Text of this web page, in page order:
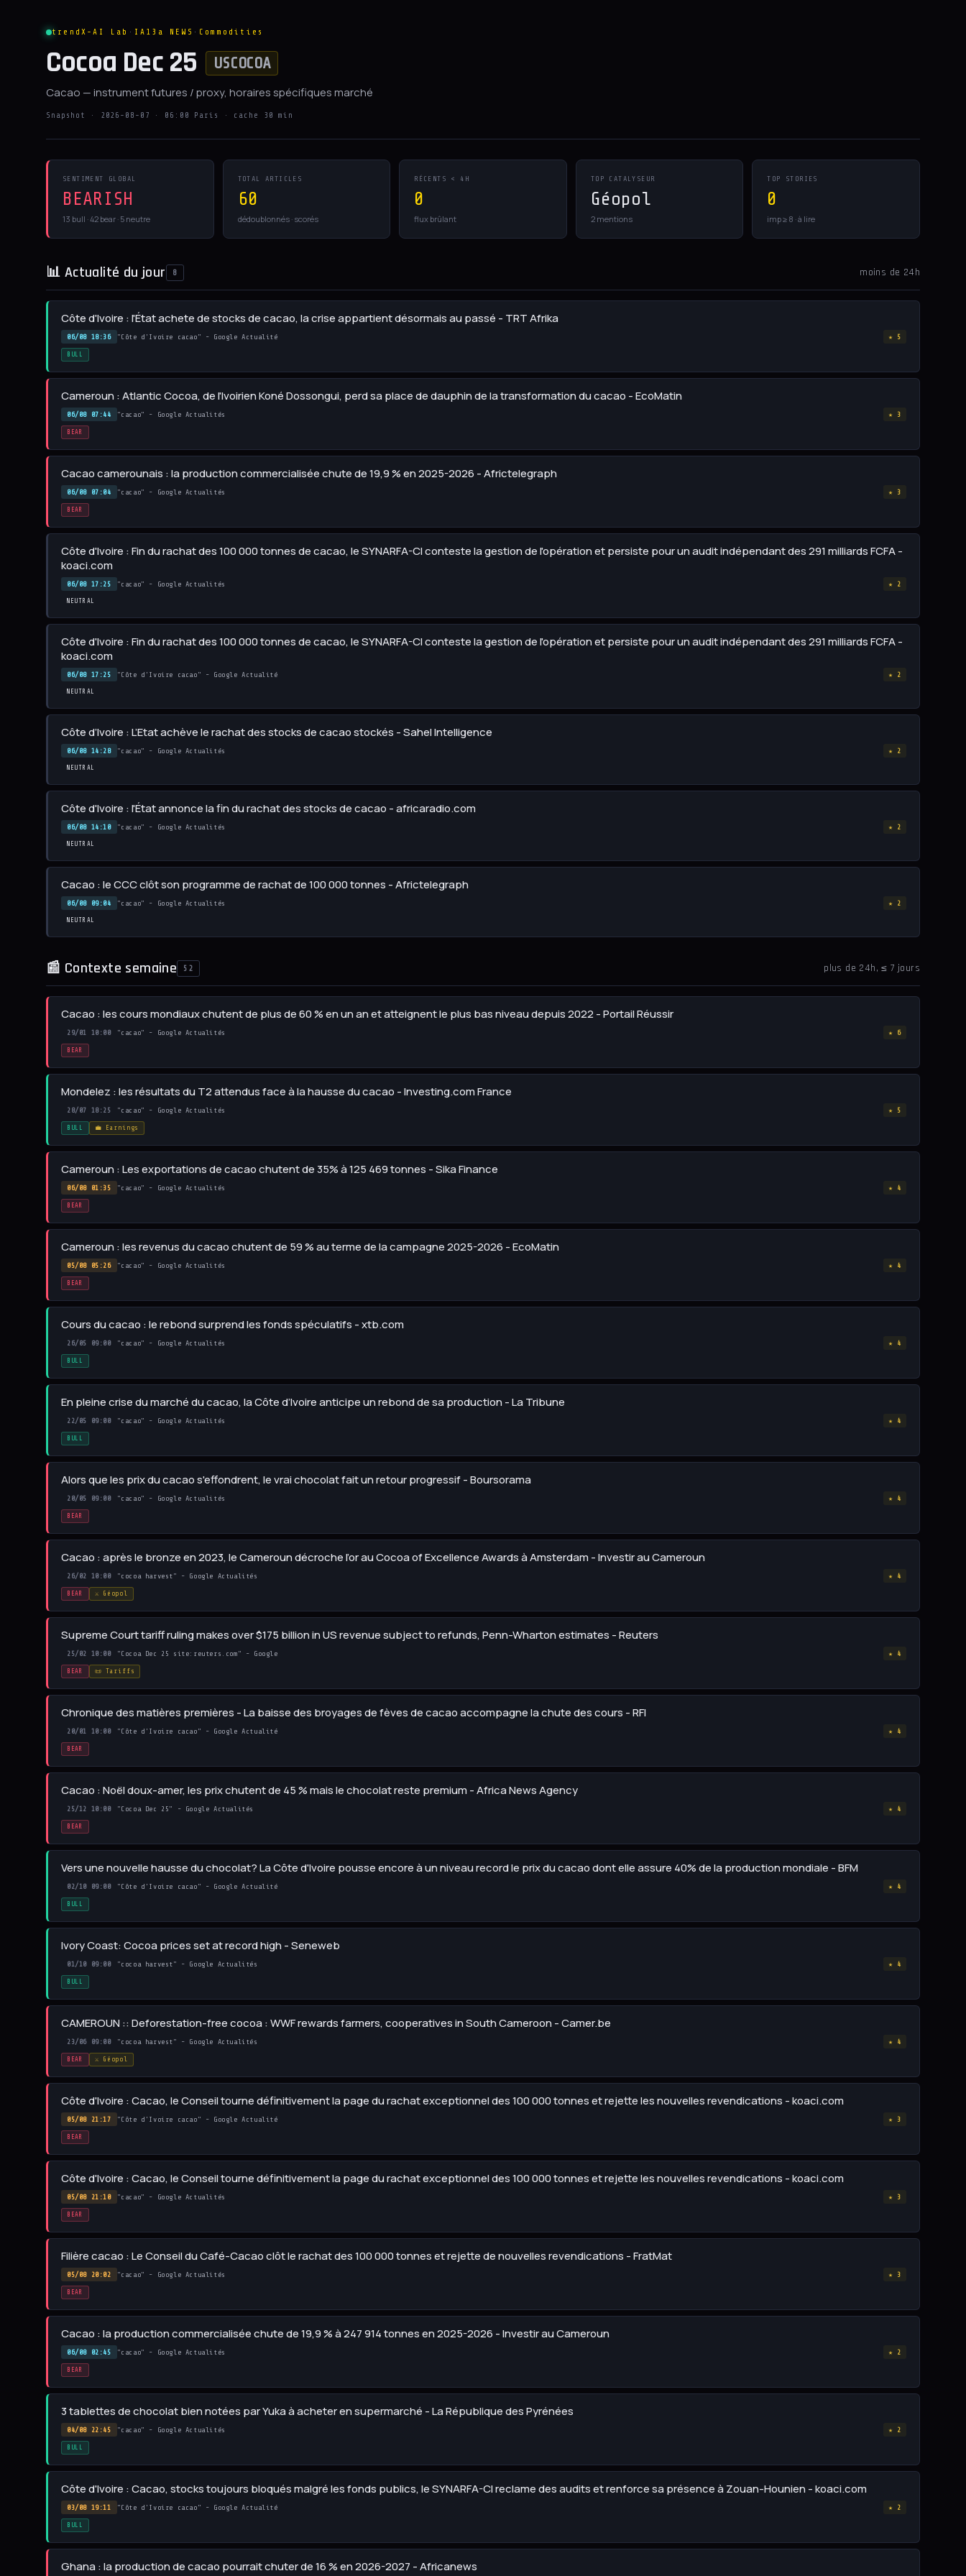
trendX-AI Lab · IA13a NEWS · Commodities
Cocoa Dec 25 USCOCOA
Cacao — instrument futures / proxy, horaires spécifiques marché
Snapshot · 2026-08-07 · 06:00 Paris · cache 30 min
SENTIMENT GLOBAL
BEARISH
13 bull · 42 bear · 5 neutre
TOTAL ARTICLES
60
dédoublonnés · scorés
RÉCENTS < 4H
0
flux brûlant
TOP CATALYSEUR
Géopol
2 mentions
TOP STORIES
0
imp ≥ 8 · à lire
📊 Actualité du jour 8 moins de 24h
Côte d'Ivoire : l'État achete de stocks de cacao, la crise appartient désormais au passé - TRT Afrika
06/08 18:36 "Côte d'Ivoire cacao" - Google Actualité ★ 5
BULL
Cameroun : Atlantic Cocoa, de l'Ivoirien Koné Dossongui, perd sa place de dauphin de la transformation du cacao - EcoMatin
06/08 07:44 "cacao" - Google Actualités ★ 3
BEAR
Cacao camerounais : la production commercialisée chute de 19,9 % en 2025-2026 - Africtelegraph
06/08 07:04 "cacao" - Google Actualités ★ 3
BEAR
Côte d'Ivoire : Fin du rachat des 100 000 tonnes de cacao, le SYNARFA-CI conteste la gestion de l'opération et persiste pour un audit indépendant des 291 milliards FCFA -
koaci.com
06/08 17:25 "cacao" - Google Actualités ★ 2
NEUTRAL
Côte d'Ivoire : Fin du rachat des 100 000 tonnes de cacao, le SYNARFA-CI conteste la gestion de l'opération et persiste pour un audit indépendant des 291 milliards FCFA -
koaci.com
06/08 17:25 "Côte d'Ivoire cacao" - Google Actualité ★ 2
NEUTRAL
Côte d’Ivoire : L’Etat achève le rachat des stocks de cacao stockés - Sahel Intelligence
06/08 14:28 "cacao" - Google Actualités ★ 2
NEUTRAL
Côte d'Ivoire : l'État annonce la fin du rachat des stocks de cacao - africaradio.com
06/08 14:10 "cacao" - Google Actualités ★ 2
NEUTRAL
Cacao : le CCC clôt son programme de rachat de 100 000 tonnes - Africtelegraph
06/08 09:04 "cacao" - Google Actualités ★ 2
NEUTRAL
📰 Contexte semaine 52 plus de 24h, ≤ 7 jours
Cacao : les cours mondiaux chutent de plus de 60 % en un an et atteignent le plus bas niveau depuis 2022 - Portail Réussir
29/01 10:00 "cacao" - Google Actualités ★ 6
BEAR
Mondelez : les résultats du T2 attendus face à la hausse du cacao - Investing.com France
28/07 18:25 "cacao" - Google Actualités ★ 5
BULL 💼 Earnings
Cameroun : Les exportations de cacao chutent de 35% à 125 469 tonnes - Sika Finance
06/08 01:35 "cacao" - Google Actualités ★ 4
BEAR
Cameroun : les revenus du cacao chutent de 59 % au terme de la campagne 2025-2026 - EcoMatin
05/08 05:26 "cacao" - Google Actualités ★ 4
BEAR
Cours du cacao : le rebond surprend les fonds spéculatifs - xtb.com
26/05 09:00 "cacao" - Google Actualités ★ 4
BULL
En pleine crise du marché du cacao, la Côte d’Ivoire anticipe un rebond de sa production - La Tribune
22/05 09:00 "cacao" - Google Actualités ★ 4
BULL
Alors que les prix du cacao s'effondrent, le vrai chocolat fait un retour progressif - Boursorama
20/05 09:00 "cacao" - Google Actualités ★ 4
BEAR
Cacao : après le bronze en 2023, le Cameroun décroche l’or au Cocoa of Excellence Awards à Amsterdam - Investir au Cameroun
26/02 10:00 "cocoa harvest" - Google Actualités ★ 4
BEAR ⚔️ Géopol
Supreme Court tariff ruling makes over $175 billion in US revenue subject to refunds, Penn-Wharton estimates - Reuters
25/02 10:00 "Cocoa Dec 25 site:reuters.com" - Google ★ 4
BEAR 📜 Tariffs
Chronique des matières premières - La baisse des broyages de fèves de cacao accompagne la chute des cours - RFI
20/01 10:00 "Côte d'Ivoire cacao" - Google Actualité ★ 4
BEAR
Cacao : Noël doux-amer, les prix chutent de 45 % mais le chocolat reste premium - Africa News Agency
25/12 10:00 "Cocoa Dec 25" - Google Actualités ★ 4
BEAR
Vers une nouvelle hausse du chocolat? La Côte d'Ivoire pousse encore à un niveau record le prix du cacao dont elle assure 40% de la production mondiale - BFM
02/10 09:00 "Côte d'Ivoire cacao" - Google Actualité ★ 4
BULL
Ivory Coast: Cocoa prices set at record high - Seneweb
01/10 09:00 "cocoa harvest" - Google Actualités ★ 4
BULL
CAMEROUN :: Deforestation-free cocoa : WWF rewards farmers, cooperatives in South Cameroon - Camer.be
23/06 09:00 "cocoa harvest" - Google Actualités ★ 4
BEAR ⚔️ Géopol
Côte d'Ivoire : Cacao, le Conseil tourne définitivement la page du rachat exceptionnel des 100 000 tonnes et rejette les nouvelles revendications - koaci.com
05/08 21:17 "Côte d'Ivoire cacao" - Google Actualité ★ 3
BEAR
Côte d'Ivoire : Cacao, le Conseil tourne définitivement la page du rachat exceptionnel des 100 000 tonnes et rejette les nouvelles revendications - koaci.com
05/08 21:10 "cacao" - Google Actualités ★ 3
BEAR
Filière cacao : Le Conseil du Café-Cacao clôt le rachat des 100 000 tonnes et rejette de nouvelles revendications - FratMat
05/08 20:02 "cacao" - Google Actualités ★ 3
BEAR
Cacao : la production commercialisée chute de 19,9 % à 247 914 tonnes en 2025-2026 - Investir au Cameroun
06/08 02:45 "cacao" - Google Actualités ★ 2
BEAR
3 tablettes de chocolat bien notées par Yuka à acheter en supermarché - La République des Pyrénées
04/08 22:45 "cacao" - Google Actualités ★ 2
BULL
Côte d'Ivoire : Cacao, stocks toujours bloqués malgré les fonds publics, le SYNARFA-CI reclame des audits et renforce sa présence à Zouan-Hounien - koaci.com
03/08 19:11 "Côte d'Ivoire cacao" - Google Actualité ★ 2
BULL
Ghana : la production de cacao pourrait chuter de 16 % en 2026-2027 - Africanews